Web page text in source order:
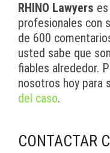
RHINO Lawyers
profesionales con
de 600
usted sabe que
fiables alrededor.
nosotros hoy para
del caso.
CONTACTAR